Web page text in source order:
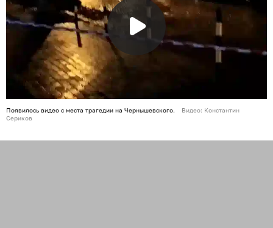
Появилось видео с места трагедии на Чернышевского.
Видео: Константин
Сериков